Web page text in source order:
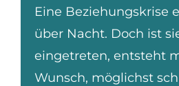
Eine Beziehungskrise
über Nacht. Doch ist
eingetreten, entsteht
Wunsch, möglichst